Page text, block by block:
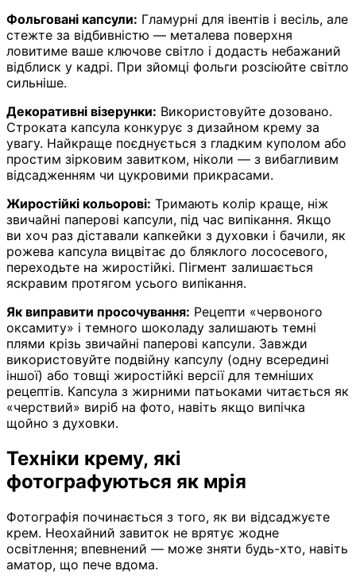
Фольговані капсули: Гламурні для івентів і весіль, але
стежте за відбивністю — металева поверхня
ловитиме ваше ключове світло і додасть небажаний
відблиск у кадрі. При зйомці фольги розсіюйте світло
сильніше.
Декоративні візерунки: Використовуйте дозовано.
Строката капсула конкурує з дизайном крему за
увагу. Найкраще поєднується з гладким куполом або
простим зірковим завитком, ніколи — з вибагливим
відсадженням чи цукровими прикрасами.
Жиростійкі кольорові: Тримають колір краще, ніж
звичайні паперові капсули, під час випікання. Якщо
ви хоч раз діставали капкейки з духовки і бачили, як
рожева капсула вицвітає до бляклого лососевого,
переходьте на жиростійкі. Пігмент залишається
яскравим протягом усього випікання.
Як виправити просочування: Рецепти «червоного
оксамиту» і темного шоколаду залишають темні
плями крізь звичайні паперові капсули. Завжди
використовуйте подвійну капсулу (одну всередині
іншої) або товщі жиростійкі версії для темніших
рецептів. Капсула з жирними патьоками читається як
«черствий» виріб на фото, навіть якщо випічка
щойно з духовки.
Техніки крему, які
фотографуються як мрія
Фотографія починається з того, як ви відсаджуєте
крем. Неохайний завиток не врятує жодне
освітлення; впевнений — може зняти будь-хто, навіть
аматор, що пече вдома.